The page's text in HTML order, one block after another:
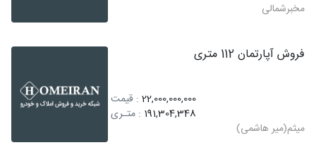
مخبرشمالی
فروش آپارتمان 112 متری
22,000,000,000 : قیمت
191,304,348 : متـری
میثم(میر هاشمی)